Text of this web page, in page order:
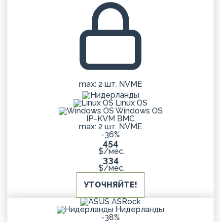
max: 2 шт. NVME
Linux OS
Windows OS
IP-KVM BMC
max: 2 шт. NVME
-36%
454
$/мес.
334
$/мес.
УТОЧНЯЙТЕ!
Нидерланды
-38%